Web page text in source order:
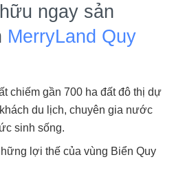
ngay sản
MerryLand Quy
chiếm gần 700 ha đất đô thị dự
du lịch, chuyên gia nước
sinh sống.
lợi thế của vùng Biển Quy